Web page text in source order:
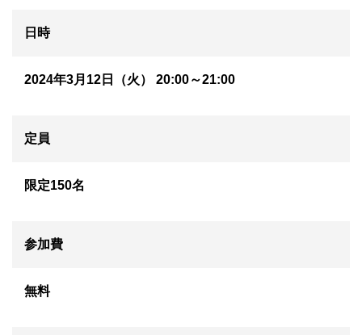
日時
2024年3月12日（火） 20:00～21:00
定員
限定150名
参加費
無料